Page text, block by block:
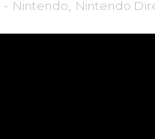
- Nintendo Nintendo